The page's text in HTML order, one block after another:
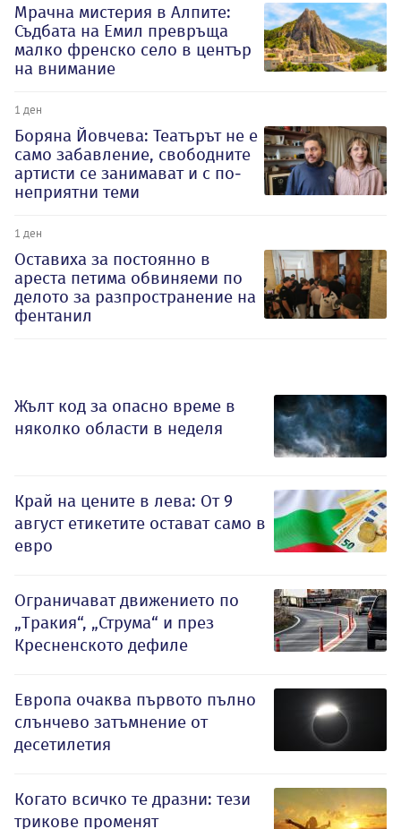
Мрачна мистерия в Алпите:
Съдбата на Емил превръща
малко френско село в център
на внимание
1 ден
Боряна Йовчева: Театърът не е
само забавление, свободните
артисти се занимават и с по-
неприятни теми
1 ден
Оставиха за постоянно в
ареста петима обвиняеми по
делото за разпространение на
фентанил
Жълт код за опасно време в
няколко области в неделя
Край на цените в лева: От 9
август етикетите остават само в
евро
Ограничават движението по
„Тракия“, „Струма“ и през
Кресненското дефиле
Европа очаква първото пълно
слънчево затъмнение от
десетилетия
Когато всичко те дразни: тези
трикове променят